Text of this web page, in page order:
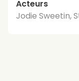
Acteurs
Jodie Sweetin,